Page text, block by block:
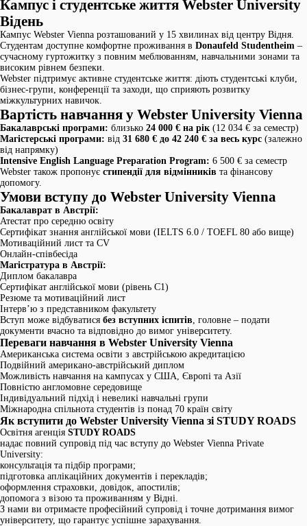
Кампус і студентське життя Webster University
Відень
Кампус Webster Vienna розташований у 15 хвилинах від центру Відня.
Студентам доступне комфортне проживання в Donaufeld Studentheim –
сучасному гуртожитку з повним меблюванням, навчальними зонами та
високим рівнем безпеки.
Webster підтримує активне студентське життя: діють студентські клуби,
бізнес-групи, конференції та заходи, що сприяють розвитку
міжкультурних навичок.
Вартість навчання у Webster University Vienna
Бакалаврські програми: близько 24 000 € на рік (12 034 € за семестр)
Магістерські програми: від 31 680 € до 42 240 € за весь курс (залежно
від напрямку)
Intensive English Language Preparation Program: 6 500 € за семестр
Webster також пропонує стипендії для відмінників та фінансову
допомогу.
Умови вступу до Webster University Vienna
Бакалаврат в Австрії:
Атестат про середню освіту
Сертифікат знання англійської мови (IELTS 6.0 / TOEFL 80 або вище)
Мотиваційний лист та CV
Онлайн-співбесіда
Магістратура в Австрії:
Диплом бакалавра
Сертифікат англійської мови (рівень C1)
Резюме та мотиваційний лист
Інтерв’ю з представником факультету
Вступ може відбуватися без вступних іспитів, головне – подати
документи вчасно та відповідно до вимог університету.
Переваги навчання в Webster University Vienna
Американська система освіти з австрійською акредитацією
Подвійний американо-австрійський диплом
Можливість навчання на кампусах у США, Європі та Азії
Повністю англомовне середовище
Індивідуальний підхід і невеликі навчальні групи
Міжнародна спільнота студентів із понад 70 країн світу
Як вступити до Webster University Vienna зі STUDY ROADS
Освітня агенція STUDY ROADS
надає повний супровід під час вступу до Webster Vienna Private
University:
консультація та підбір програми;
підготовка аплікаційних документів і перекладів;
оформлення страховки, довідок, апостилів;
допомога з візою та проживанням у Відні.
З нами ви отримаєте професійний супровід і точне дотримання вимог
університету, що гарантує успішне зарахування.